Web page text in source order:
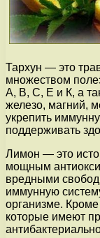
Тархун — это
множеством
А, В, С, Е и К, а
железо, магний,
укрепить
поддерживать
Лимон — это
мощным
вредными
иммунную
организме.
которые имеют